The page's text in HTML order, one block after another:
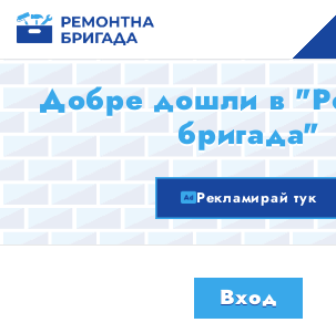
КОМПАНИИ
СТАТИИ
Добре дошли в
бригада"
Рекламирай тук
Вход